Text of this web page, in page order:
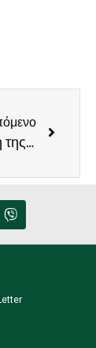
Την ενίσχυση της Πολεοδομίας στο Καστέλλι ζητά ο Φραγκίσκος Παρασύρης